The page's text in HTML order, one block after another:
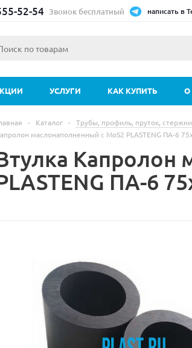
52-54 Звонок бесплатный написать в
УСЛУГИ КАК КУПИТЬ О
- Каталог - Трубы, профиль, пруток, стержни
маслонаполненный с MoS2 PLASTENG ПА-6
Капролон
ПА-6